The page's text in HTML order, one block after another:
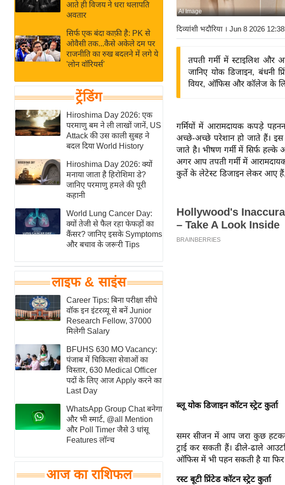
Videos
2026
ई-पेपर
मिसाल बेमिसाल
शख्सियत
यंग इंडिया
साहित्य जगत
ऑटो वर्ल्ड
न्यूज ब्रीफ
मनोरंजन जगत
बॉलीवुड
हॉलीवुड
फिल्म समीक्षा
News
लाइफस्टाइल
टेक्नॉलॉजी
ब्यूटी/फैशन
घरेलू नुस्खे
पर्यटन स्थल
फिटनेस मंत्रा
रिलेशनशिप
विश्लेषण
समसामयिक
मातृभूमि
स्तंभ
एम.
आर.
चाय पर
समीक्षा
आते ही विजय ने धरा थलापति
अवतार
सिर्फ एक बंदा काफ़ी है: PK से
ओवैसी तक...कैसे अकेले दम पर
राजनीति का रुख बदलने में लगे ये
'लोन वॉरियर्स'
ट्रेंडिंग
Hiroshima Day 2026: एक
परमाणु बम ने ली लाखों जानें, US
Attack की उस काली सुबह ने
बदल दिया World History
Hiroshima Day 2026: क्यों
मनाया जाता है हिरोशिमा डे?
जानिए परमाणु हमले की पूरी
कहानी
World Lung Cancer Day:
क्यों तेजी से फैल रहा फेफड़ों का
कैंसर? जानिए इसके Symptoms
और बचाव के जरूरी Tips
लाइफ & साइंस
Career Tips: बिना परीक्षा सीधे
वॉक इन इंटरव्यू से बनें Junior
Research Fellow, 37000
मिलेगी Salary
BFUHS 630 MO Vacancy:
पंजाब में चिकित्सा सेवाओं का
विस्तार, 630 Medical Officer
पदों के लिए आज Apply करने का
Last Day
WhatsApp Group Chat बनेगा
और भी स्मार्ट, @all Mention
और Poll Timer जैसे 3 धांसू
Features लॉन्च
आज का राशिफल
AI Image
दिव्यांशी भदौरिया । Jun 8 2026
तपती गर्मी में स्टाइलिश और
जानिए योक डिजाइन, बंधनी
वियर, ऑफिस और कॉलेज के
गर्मियों में आरामदायक कपड़े
अच्छे-अच्छे परेशान हो जाते हैं।
जाते है। भीषण गर्मी में सिर्फ
अगर आप तपती गर्मी में
कुर्ते के लेटेस्ट डिजाइन लेकर आए हैं,
ब्लू योक डिजाइन कॉटन स्ट्रेट कुर्ता
समर सीजन में आप जरा कुछ हटकर
ट्राई कर सकती हैं। ढीले-ढाले
ऑफिस में भी पहन सकती है या
रस्ट बूटी प्रिंटेड कॉटन स्ट्रेट कुर्ता